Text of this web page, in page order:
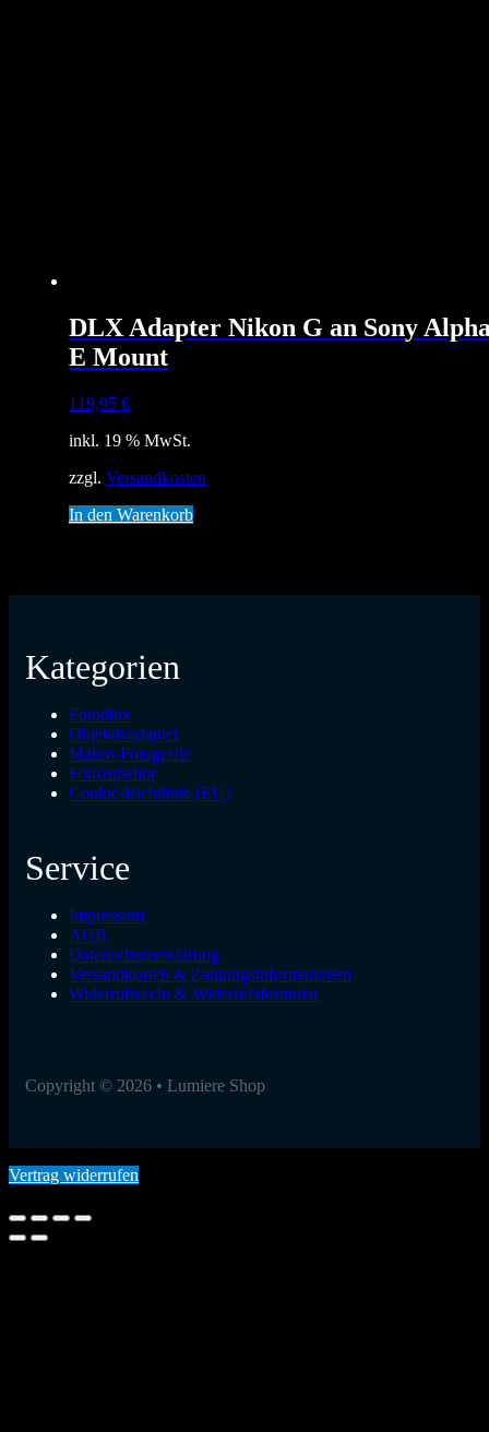
DLX Adapter Nikon G an Sony
E Mount
119,95 €
inkl. 19 % MwSt.
zzgl. Versandkosten
In den Warenkorb
Kategorien
Fotodiox
Objektivadapter
Makro-Fotografie
Fotozubehör
Cookie-Richtlinie (EU)
Service
Impressum
AGB
Datenschutzerklärung
Versandkosten & Zahlungsinformationen
Widerrufsrecht & Widerrufsformular
Copyright © 2026 • Lumiere Shop
Vertrag widerrufen